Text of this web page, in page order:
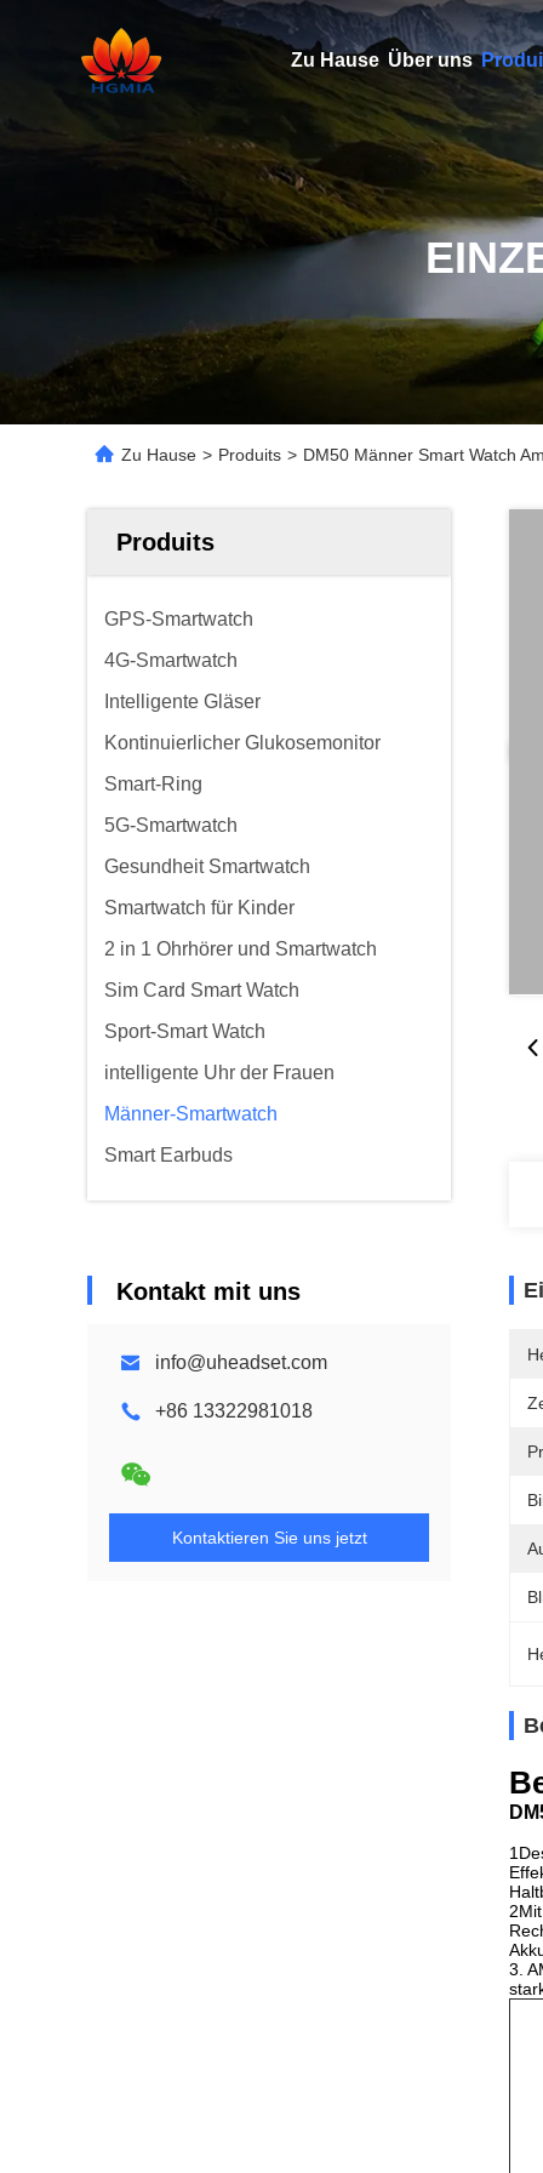
Zu Hause Über uns
Zu Hause > Produits > DM50 Männer Smart Watch
Produits
GPS-Smartwatch
4G-Smartwatch
Intelligente Gläser
Kontinuierlicher Glukosemonitor
Smart-Ring
5G-Smartwatch
Gesundheit Smartwatch
Smartwatch für Kinder
2 in 1 Ohrhörer und Smartwatch
Sim Card Smart Watch
Sport-Smart Watch
intelligente Uhr der Frauen
Männer-Smartwatch
Smart Earbuds
Kontakt mit uns
info@uheadset.com
+86 13322981018
Kontaktieren Sie uns jetzt
3.